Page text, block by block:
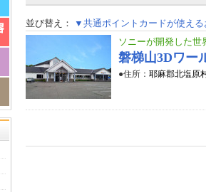
並び替え：
▼共通ポイントカードが使える
ソニーが開発した
磐梯山3Dワー
●住所： 耶麻郡北塩原